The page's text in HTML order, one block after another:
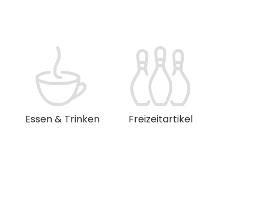
Essen & Trinken Freizeitartikel